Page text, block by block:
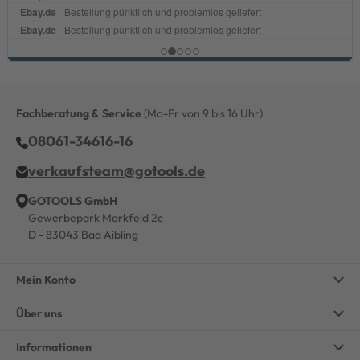
Fachberatung & Service (Mo-Fr von 9 bis 16 Uhr)
08061-34616-16
verkaufsteam@gotools.de
GOTOOLS GmbH
Gewerbepark Markfeld 2c
D - 83043 Bad Aibling
Mein Konto
Über uns
Informationen